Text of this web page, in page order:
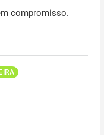
compromisso.